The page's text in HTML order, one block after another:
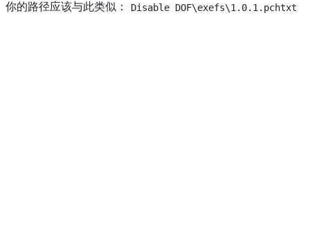
你的路径应该与此类似：
Disable DOF\exefs\1.0.1.pchtxt